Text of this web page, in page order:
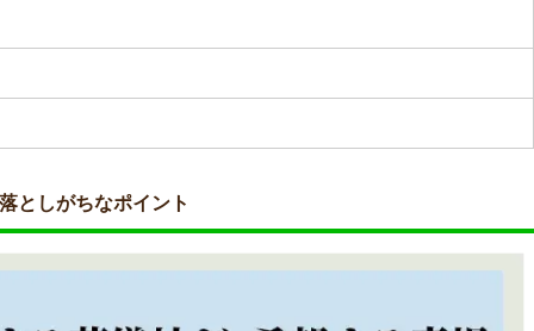
としがちなポイント